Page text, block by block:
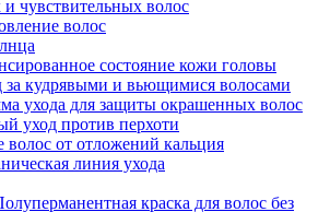
чувствительных волос
волос
состояние кожи головы
за кудрявыми и вьющимися волосами
ухода для защиты окрашенных волос
уход против перхоти
от отложений кальция
линия ухода
краска для волос без